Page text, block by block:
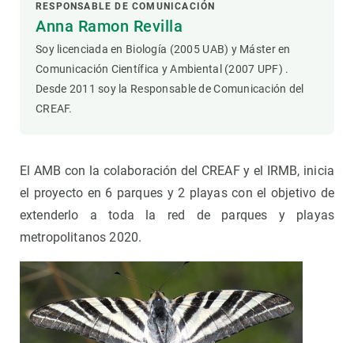
RESPONSABLE DE COMUNICACIÓN
Anna Ramon Revilla
Soy licenciada en Biología (2005 UAB) y Máster en
Comunicación Científica y Ambiental (2007 UPF) .
Desde 2011 soy la Responsable de Comunicación del
CREAF.
El AMB con la colaboración del CREAF y el IRMB, inicia
el proyecto en 6 parques y 2 playas con el objetivo de
extenderlo a toda la red de parques y playas
metropolitanos 2020.